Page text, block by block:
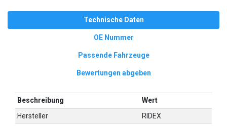
Technische Daten
OE Nummer
Passende Fahrzeuge
Bewertungen abgeben
Beschreibung
Wert
Hersteller
RIDEX